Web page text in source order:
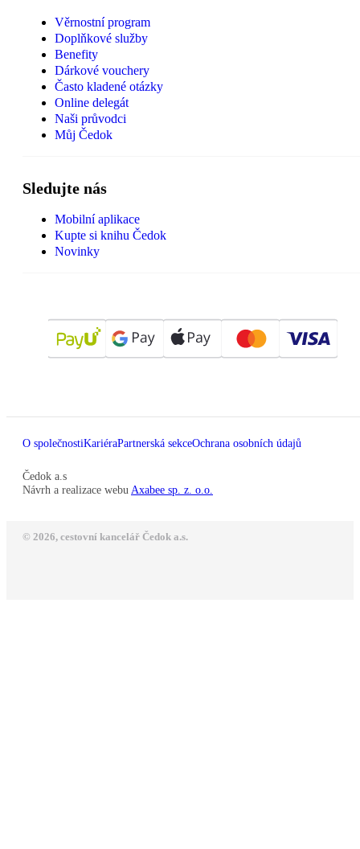
Věrnostní program
Doplňkové služby
Benefity
Dárkové vouchery
Často kladené otázky
Online delegát
Naši průvodci
Můj Čedok
Sledujte nás
Mobilní aplikace
Kupte si knihu Čedok
Novinky
O společnostiKariéraPartnerská sekceOchrana osobních údajů
Čedok a.s
Návrh a realizace webu Axabee sp. z. o.o.
© 2026, cestovní kancelář Čedok a.s.